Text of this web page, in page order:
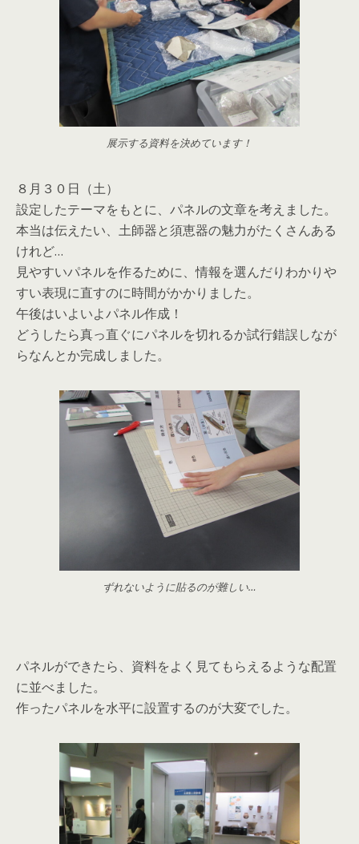
展示する資料を決めています！
８月３０日（土）
設定したテーマをもとに、パネルの文章を考えました。
本当は伝えたい、土師器と須恵器の魅力がたくさんある
けれど…
見やすいパネルを作るために、情報を選んだりわかりや
すい表現に直すのに時間がかかりました。
午後はいよいよパネル作成！
どうしたら真っ直ぐにパネルを切れるか試行錯誤しなが
らなんとか完成しました。
ずれないように貼るのが難しい…
パネルができたら、資料をよく見てもらえるような配置
に並べました。
作ったパネルを水平に設置するのが大変でした。